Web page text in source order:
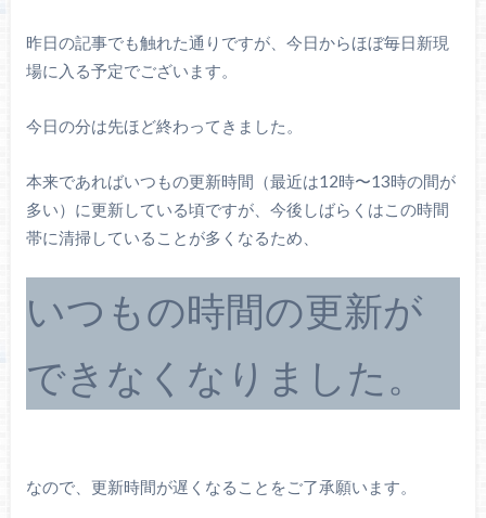
昨日の記事でも触れた通りですが、今日からほぼ毎日新現
場に入る予定でございます。
今日の分は先ほど終わってきました。
本来であればいつもの更新時間（最近は12時〜13時の間が
多い）に更新している頃ですが、今後しばらくはこの時間
帯に清掃していることが多くなるため、
いつもの時間の更新が
できなくなりました。
なので、更新時間が遅くなることをご了承願います。